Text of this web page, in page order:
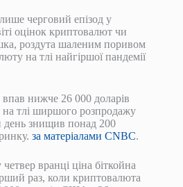
черговий епізод у
оцінок криптовалют чи
роздута шаленим поривом
на тлі найгіршої пандемії
впав нижче 26 000 доларів
тлі ширшого розпродажу
день знищив понад 200
за матеріалами CNBC.
вранці ціна біткойна
раз, коли криптовалюта